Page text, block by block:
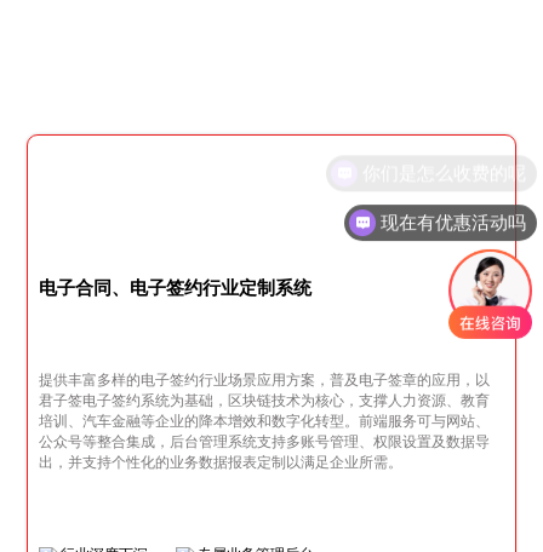
电子合同、电子签约行业定制系统
提供丰富多样的电子签约行业场景应用方案，普及电子签章的应用，以
君子签电子签约系统为基础，区块链技术为核心，支撑人力资源、教育
培训、汽车金融等企业的降本增效和数字化转型。前端服务可与网站、
公众号等整合集成，后台管理系统支持多账号管理、权限设置及数据导
出，并支持个性化的业务数据报表定制以满足企业所需。
现在有优惠活动吗